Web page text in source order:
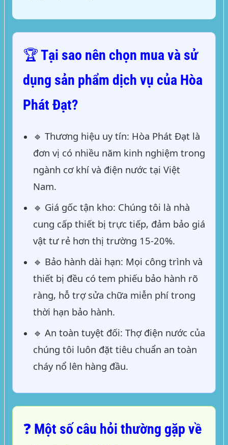
🏆 Tại sao nên chọn mua và sử
dụng sản phẩm dịch vụ của Hòa
Phát Đạt?
🔹 Thương hiệu uy tín: Hòa Phát Đạt là
đơn vị có nhiều năm kinh nghiệm trong
ngành cơ khí và điện nước tại Việt
Nam.
🔹 Giá gốc tận kho: Chúng tôi là nhà
cung cấp thiết bị trực tiếp, đảm bảo giá
vật tư rẻ hơn thị trường 15-20%.
🔹 Bảo hành dài hạn: Mọi công trình và
thiết bị đều có tem phiếu bảo hành rõ
ràng, hỗ trợ sửa chữa miễn phí trong
thời hạn bảo hành.
🔹 An toàn tuyệt đối: Thợ điện nước của
chúng tôi luôn đặt tiêu chuẩn an toàn
cháy nổ lên hàng đầu.
❓ Một số câu hỏi thường gặp về